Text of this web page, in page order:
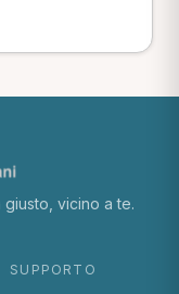
vicino a te.
SUPPORTO